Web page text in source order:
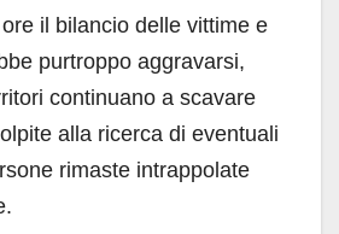
il bilancio delle vittime e
purtroppo aggravarsi,
continuano a scavare
alla ricerca di eventuali
rimaste intrappolate